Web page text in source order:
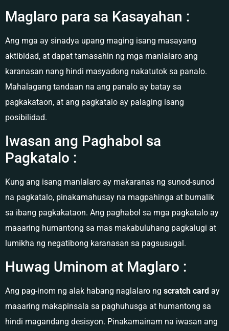
Maglaro para sa Kasayahan :
Ang mga ay sinadya upang maging isang masayang
aktibidad, at dapat tamasahin ng mga manlalaro ang
karanasan nang hindi masyadong nakatutok sa panalo.
Mahalagang tandaan na ang panalo ay batay sa
pagkakataon, at ang pagkatalo ay palaging isang
posibilidad.
Iwasan ang Paghabol sa
Pagkatalo :
Kung ang isang manlalaro ay makaranas ng sunod-sunod
na pagkatalo, pinakamahusay na magpahinga at bumalik
sa ibang pagkakataon. Ang paghabol sa mga pagkatalo ay
maaaring humantong sa mas makabuluhang pagkalugi at
lumikha ng negatibong karanasan sa pagsusugal.
Huwag Uminom at Maglaro :
Ang pag-inom ng alak habang naglalaro ng scratch card ay
maaaring makapinsala sa paghuhusga at humantong sa
hindi magandang desisyon. Pinakamainam na iwasan ang